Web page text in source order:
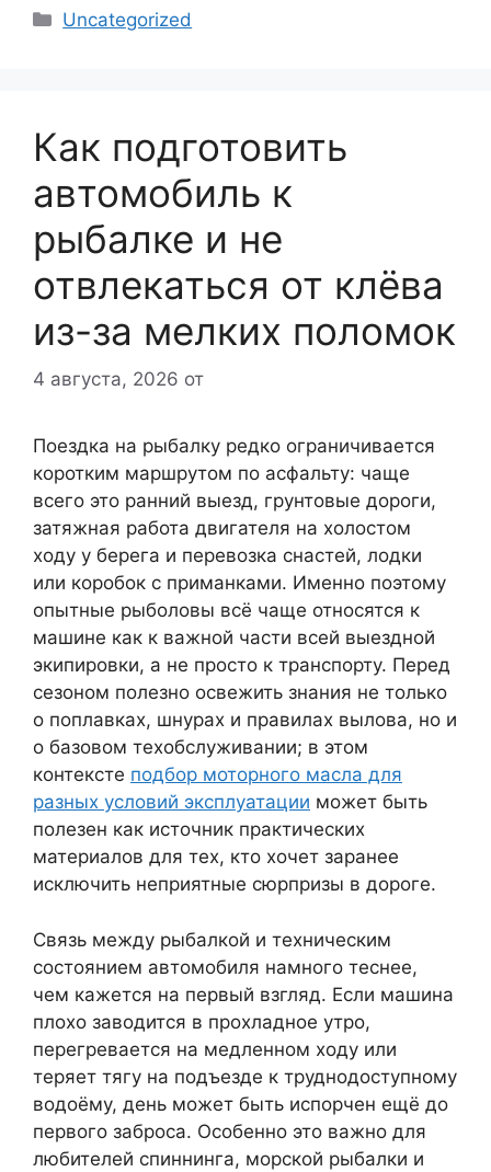
Рубрики
Uncategorized
Как подготовить
автомобиль к
рыбалке и не
отвлекаться от клёва
из-за мелких поломок
4 августа, 2026 от
Поездка на рыбалку редко ограничивается
коротким маршрутом по асфальту: чаще
всего это ранний выезд, грунтовые дороги,
затяжная работа двигателя на холостом
ходу у берега и перевозка снастей, лодки
или коробок с приманками. Именно поэтому
опытные рыболовы всё чаще относятся к
машине как к важной части всей выездной
экипировки, а не просто к транспорту. Перед
сезоном полезно освежить знания не только
о поплавках, шнурах и правилах вылова, но и
о базовом техобслуживании; в этом
контексте подбор моторного масла для
разных условий эксплуатации может быть
полезен как источник практических
материалов для тех, кто хочет заранее
исключить неприятные сюрпризы в дороге.
Связь между рыбалкой и техническим
состоянием автомобиля намного теснее,
чем кажется на первый взгляд. Если машина
плохо заводится в прохладное утро,
перегревается на медленном ходу или
теряет тягу на подъезде к труднодоступному
водоёму, день может быть испорчен ещё до
первого заброса. Особенно это важно для
любителей спиннинга, морской рыбалки и